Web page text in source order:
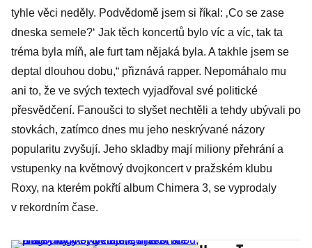
tyhle věci neděly. Podvědomě jsem si říkal: ‚Co se zase
dneska semele?‘ Jak těch koncertů bylo víc a víc, tak ta
tréma byla míň, ale furt tam nějaká byla. A takhle jsem se
deptal dlouhou dobu,“ přiznává rapper. Nepomáhalo mu
ani to, že ve svých textech vyjadřoval své politické
přesvědčení. Fanoušci to slyšet nechtěli a tehdy ubývali po
stovkách, zatímco dnes mu jeho neskrývané názory
popularitu zvyšují. Jeho skladby mají miliony přehrání a
vstupenky na květnový dvojkoncert v pražském klubu
Roxy, na kterém pokřtí album Chimera 3, se vyprodaly
v rekordním čase.